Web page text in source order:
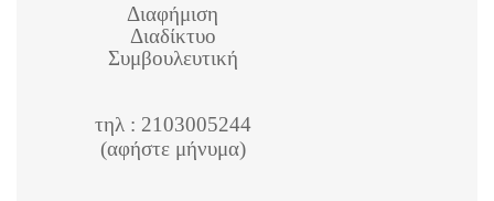
Διαφήμιση
Διαδίκτυο
Συμβουλευτική
τηλ : 2103005244
(αφήστε μήνυμα)